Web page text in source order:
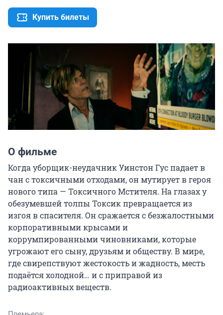
Купить билеты
О фильме
Когда уборщик-неудачник Уинстон Гус падает в
чан с токсичными отходами, он мутирует в героя
нового типа — Токсичного Мстителя. На глазах у
обезумевшей толпы Токсик превращается из
изгоя в спасителя. Он сражается с безжалостными
корпоративными крысами и
коррумпированными чиновниками, которые
угрожают его сыну, друзьям и обществу. В мире,
где свирепствуют жестокость и жадность, месть
подаётся холодной… и с приправой из
радиоактивных веществ.